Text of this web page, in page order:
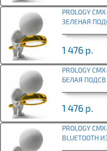
PROLOGY
ЗЕЛЕНАЯ
1 476 р.
PROLOGY
БЕЛАЯ
1 476 р.
PROLOGY